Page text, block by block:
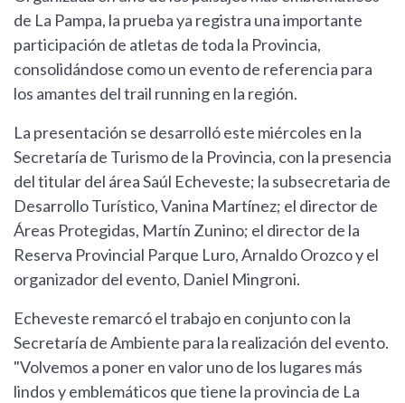
de La Pampa, la prueba ya registra una importante
participación de atletas de toda la Provincia,
consolidándose como un evento de referencia para
los amantes del trail running en la región.
La presentación se desarrolló este miércoles en la
Secretaría de Turismo de la Provincia, con la presencia
del titular del área Saúl Echeveste; la subsecretaria de
Desarrollo Turístico, Vanina Martínez; el director de
Áreas Protegidas, Martín Zunino; el director de la
Reserva Provincial Parque Luro, Arnaldo Orozco y el
organizador del evento, Daniel Mingroni.
Echeveste remarcó el trabajo en conjunto con la
Secretaría de Ambiente para la realización del evento.
"Volvemos a poner en valor uno de los lugares más
lindos y emblemáticos que tiene la provincia de La